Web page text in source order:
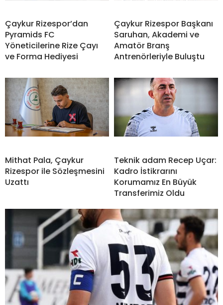
Çaykur Rizespor’dan
Pyramids FC
Yöneticilerine Rize Çayı
ve Forma Hediyesi
Çaykur Rizespor Başkanı
Saruhan, Akademi ve
Amatör Branş
Antrenörleriyle Buluştu
Mithat Pala, Çaykur
Rizespor ile Sözleşmesini
Uzattı
Teknik adam Recep Uçar:
Kadro İstikrarını
Korumamız En Büyük
Transferimiz Oldu